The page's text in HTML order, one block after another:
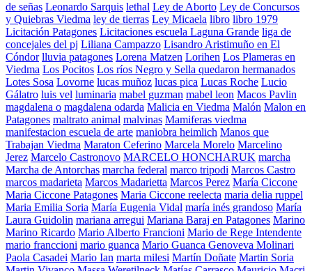
de señas Leonardo Sarquis lethal Ley de Aborto Ley de Concursos
y Quiebras Viedma ley de tierras Ley Micaela libro libro 1979
Licitación Patagones Licitaciones escuela Laguna Grande liga de
concejales del pj Liliana Campazzo Lisandro Aristimuño en El
Cóndor lluvia patagones Lorena Matzen Lorihen Los Plameras en
Viedma Los Pocitos Los ríos Negro y Sella quedaron hermanados
Lotes Sosa Lovorne lucas muñoz lucas pica Lucas Roche Lucio
Gálatro luis vel luminaria mabel guzman mabel leon Macos Pavlin
magdalena o magdalena odarda Malicia en Viedma Malón Malon en
Patagones maltrato animal malvinas Mamiferas viedma
manifestacion escuela de arte maniobra heimlich Manos que
Trabajan Viedma Maraton Ceferino Marcela Morelo Marcelino
Jerez Marcelo Castronovo MARCELO HONCHARUK marcha
Marcha de Antorchas marcha federal marco tripodi Marcos Castro
marcos madarieta Marcos Madarietta Marcos Perez María Ciccone
Maria Ciccone Patagones Maria Ciccone reelecta maria delia ruppel
Maria Emilia Soria María Eugenia Vidal maría inés grandoso María
Laura Guidolin mariana arregui Mariana Baraj en Patagones Marino
Marino Ricardo Mario Alberto Francioni Mario de Rege Intendente
mario franccioni mario guanca Mario Guanca Genoveva Molinari
Paola Casadei Mario Ian marta milesi Martín Doñate Martin Soria